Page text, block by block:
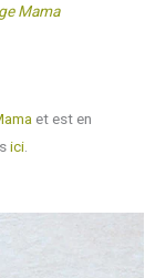
Mama
et est en
ici